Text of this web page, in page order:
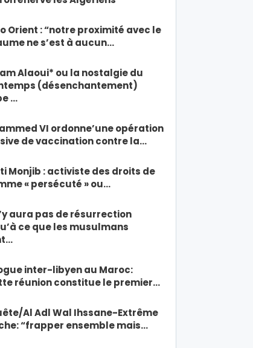
Orient : “notre proximité avec le
ne s’est à aucun…
Alaoui* ou la nostalgie du
(désenchantement)
…
VI ordonne’une opération
de vaccination contre la…
Monjib : activiste des droits de
« persécuté » ou…
aura pas de résurrection
ce que les musulmans
inter-libyen au Maroc:
réunion constitue le premier…
Al Adl Wal Ihssane-Extrême
“frapper ensemble mais…